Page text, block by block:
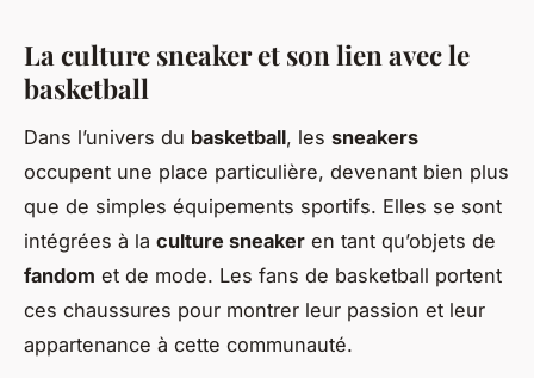
La culture sneaker et son lien avec le
basketball
Dans l’univers du basketball, les sneakers
occupent une place particulière, devenant bien plus
que de simples équipements sportifs. Elles se sont
intégrées à la culture sneaker en tant qu’objets de
fandom et de mode. Les fans de basketball portent
ces chaussures pour montrer leur passion et leur
appartenance à cette communauté.